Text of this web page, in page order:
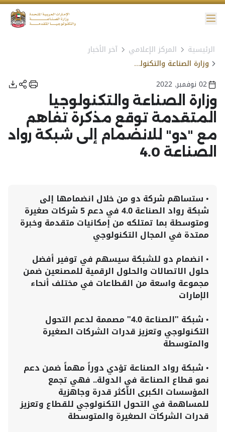
الوصول
الرئيسية المركز الإعلامي
آخر الأخبار
وزارة الصناعة والتكنولوجيا المتقدمة توقع مذكرة تفاهم مع "دو" للانضمام إلى شبكة رواد الصناعة 4.0
02 نوفمبر, 2022
وزارة الصناعة والتكنولوجيا
المتقدمة توقع مذكرة تفاهم
مع "دو" للانضمام إلى شبكة رواد
الصناعة 4.0
• ستساهم شركة دو من خلال انضمامها إلى
شبكة رواد الصناعة 4.0 في دعم 5 شركات صغيرة
ومتوسطة بما تمتلكه من إمكانيات متقدمة وخبرة
ممتدة في المجال التكنولوجي
• انضمام دو للشبكة سيسهم في توفير أفضل
حلول الاتصالات والحلول الرقمية للمصنعين ضمن
مجموعة واسعة من القطاعات في مختلف أنحاء
الإمارات
•
شبكة "الصناعة 4.0" مصممة لدعم التحول
التكنولوجي وتعزيز قدرات الشركات الصغيرة
والمتوسطة
• شبكة رواد الصناعة تؤدي دوراً مهماً ضمن دعم
نمو قطاع الصناعة في الدولة.. فهي تجمع
المؤسسات الكبرى الأكثر قدرة وجاهزية
للمساهمة في التحول التكنولوجي للقطاع وتعزيز
قدرات الشركات الصغيرة والمتوسطة